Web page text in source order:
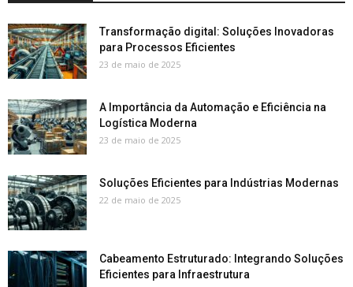
Transformação digital: Soluções Inovadoras
para Processos Eficientes
23 de maio de 2025
A Importância da Automação e Eficiência na
Logística Moderna
23 de maio de 2025
Soluções Eficientes para Indústrias Modernas
22 de maio de 2025
Cabeamento Estruturado: Integrando Soluções
Eficientes para Infraestrutura